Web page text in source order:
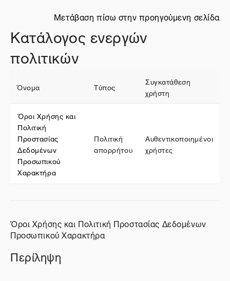
Μετάβαση πίσω στην προηγούμενη σελίδα
Κατάλογος ενεργών
πολιτικών
Όνομα Τύπος
Συγκατάθεση
χρήστη
Όροι Χρήσης και
Πολιτική
Προστασίας
Δεδομένων
Προσωπικού
Χαρακτήρα
Πολιτική
απορρήτου
Αυθεντικοποιημένοι
χρήστες
Όροι Χρήσης και Πολιτική Προστασίας Δεδομένων
Προσωπικού Χαρακτήρα
Περίληψη